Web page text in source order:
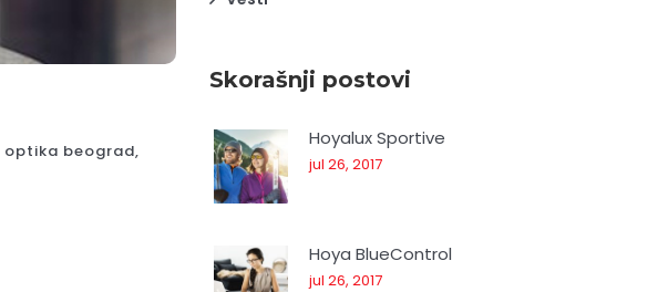
optika beograd,
Skorašnji postovi
Hoyalux Sportive
jul 26, 2017
Hoya BlueControl
jul 26, 2017